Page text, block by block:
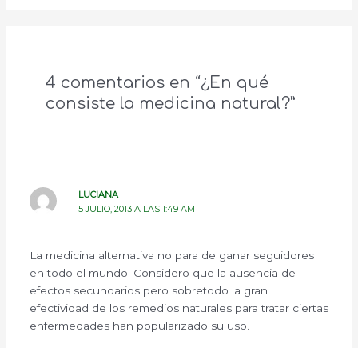
4 comentarios en “¿En qué
consiste la medicina natural?”
LUCIANA
5 JULIO, 2013 A LAS 1:49 AM
La medicina alternativa no para de ganar seguidores
en todo el mundo. Considero que la ausencia de
efectos secundarios pero sobretodo la gran
efectividad de los remedios naturales para tratar ciertas
enfermedades han popularizado su uso.